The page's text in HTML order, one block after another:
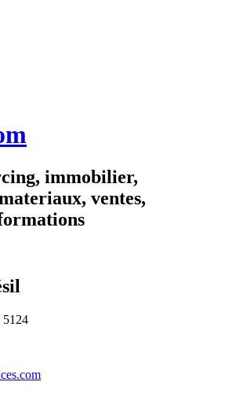
immobilier,
ventes,
5124